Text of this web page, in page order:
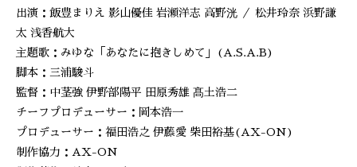
出演：飯豊まりえ 影山優佳 岩瀬洋志 高野洸 ／ 松井玲奈 浜野謙
太 浅香航大
主題歌：みゆな「あなたに抱きしめて」(A.S.A.B)
脚本：三浦駿斗
監督：中茎強 伊野部陽平 田原秀雄 髙土浩二
チーフプロデューサー：岡本浩一
プロデューサー：福田浩之 伊藤愛 柴田裕基(AX-ON)
制作協力：AX-ON